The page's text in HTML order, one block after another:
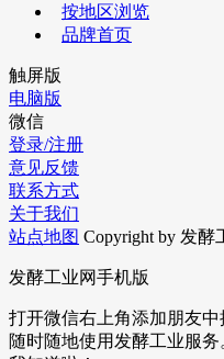
按地区浏览
品牌首页
触屏版
电脑版
微信
登录/注册
意见反馈
联系方式
关于我们
站点地图 Copyright by 发酵
发酵工业网手机版
打开微信右上角添加朋友
随时随地使用发酵工业服务